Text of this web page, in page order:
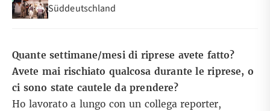
Süddeutschland
Quante settimane/mesi di riprese avete fatto?
Avete mai rischiato qualcosa durante le riprese, o
ci sono state cautele da prendere?
Ho lavorato a lungo con un collega reporter,